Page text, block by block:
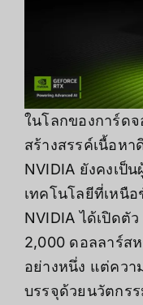
ในโลกของการ์ด
สร้างสรรค์เนื้อห
NVIDIA ยังคงเป็
เทคโนโลยีที่เหนื
NVIDIA ได้เปิดตัว
2,000 ดอลลาร์สห
อย่างหนึ่ง แต่คว
บรรจุด้วยนวัตกร